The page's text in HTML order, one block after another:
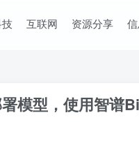
互联网 资源分享
模型，使用智谱